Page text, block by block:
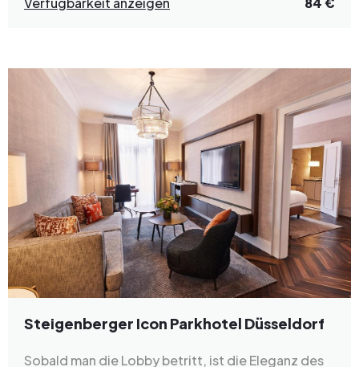
Steigenberger Icon Parkhotel Düsseldorf
Sobald man die Lobby betritt, ist die Eleganz des